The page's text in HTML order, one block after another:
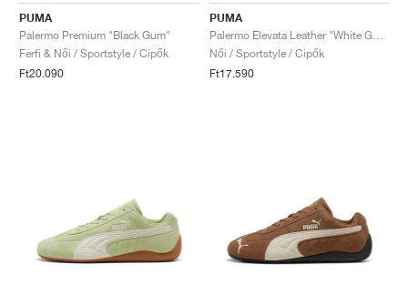
PUMA
Palermo Premium "Black Gum"
Férfi & Női / Sportstyle / Cipők
Ft20.090
PUMA
Női / Sportstyle / Cipők
Ft17.590